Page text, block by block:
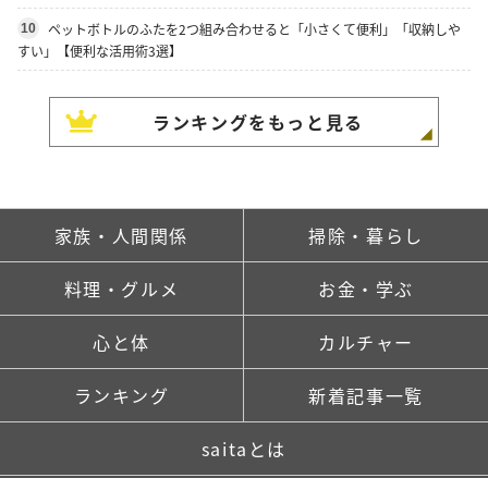
10
ペットボトルのふたを2つ組み合わせると「小さくて便利」「収納しや
すい」【便利な活用術3選】
ランキングをもっと見る
家族・人間関係 掃除・暮らし
料理・グルメ お金・学ぶ
心と体 カルチャー
ランキング 新着記事一覧
saitaとは